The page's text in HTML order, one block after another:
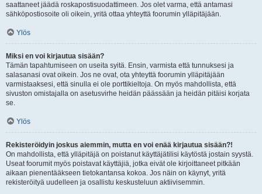
saattaneet jäädä roskapostisuodattimeen. Jos olet varma, että antamasi
sähköpostiosoite oli oikein, yritä ottaa yhteyttä foorumin ylläpitäjään.
Ylös
Miksi en voi kirjautua sisään?
Tämän tapahtumiseen on useita syitä. Ensin, varmista että tunnuksesi ja
salasanasi ovat oikein. Jos ne ovat, ota yhteyttä foorumin ylläpitäjään
varmistaaksesi, että sinulla ei ole porttikieltoja. On myös mahdollista, että
sivuston omistajalla on asetusvirhe heidän päässään ja heidän pitäisi korjata
se.
Ylös
Rekisteröidyin joskus aiemmin, mutta en voi enää kirjautua sisään?!
On mahdollista, että ylläpitäjä on poistanut käyttäjätilisi käytöstä jostain syystä.
Useat foorumit myös poistavat käyttäjiä, jotka eivät ole kirjoittaneet pitkään
aikaan pienentääkseen tietokantansa kokoa. Jos näin on käynyt, yritä
rekisteröityä uudelleen ja osallistu keskusteluun aktiivisemmin.